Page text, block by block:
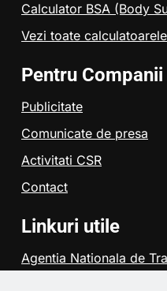
Calculator BSA (Body
Vezi toate
Pentru Companii
Publicitate
Comunicate de presa
Activitati CSR
Contact
Linkuri utile
Agentia Nationala de